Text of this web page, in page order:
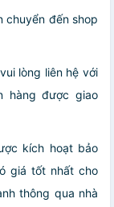
chuyển đến shop
lòng liên hệ với
hàng được giao
kích hoạt bảo
giá tốt nhất cho
thông qua nhà